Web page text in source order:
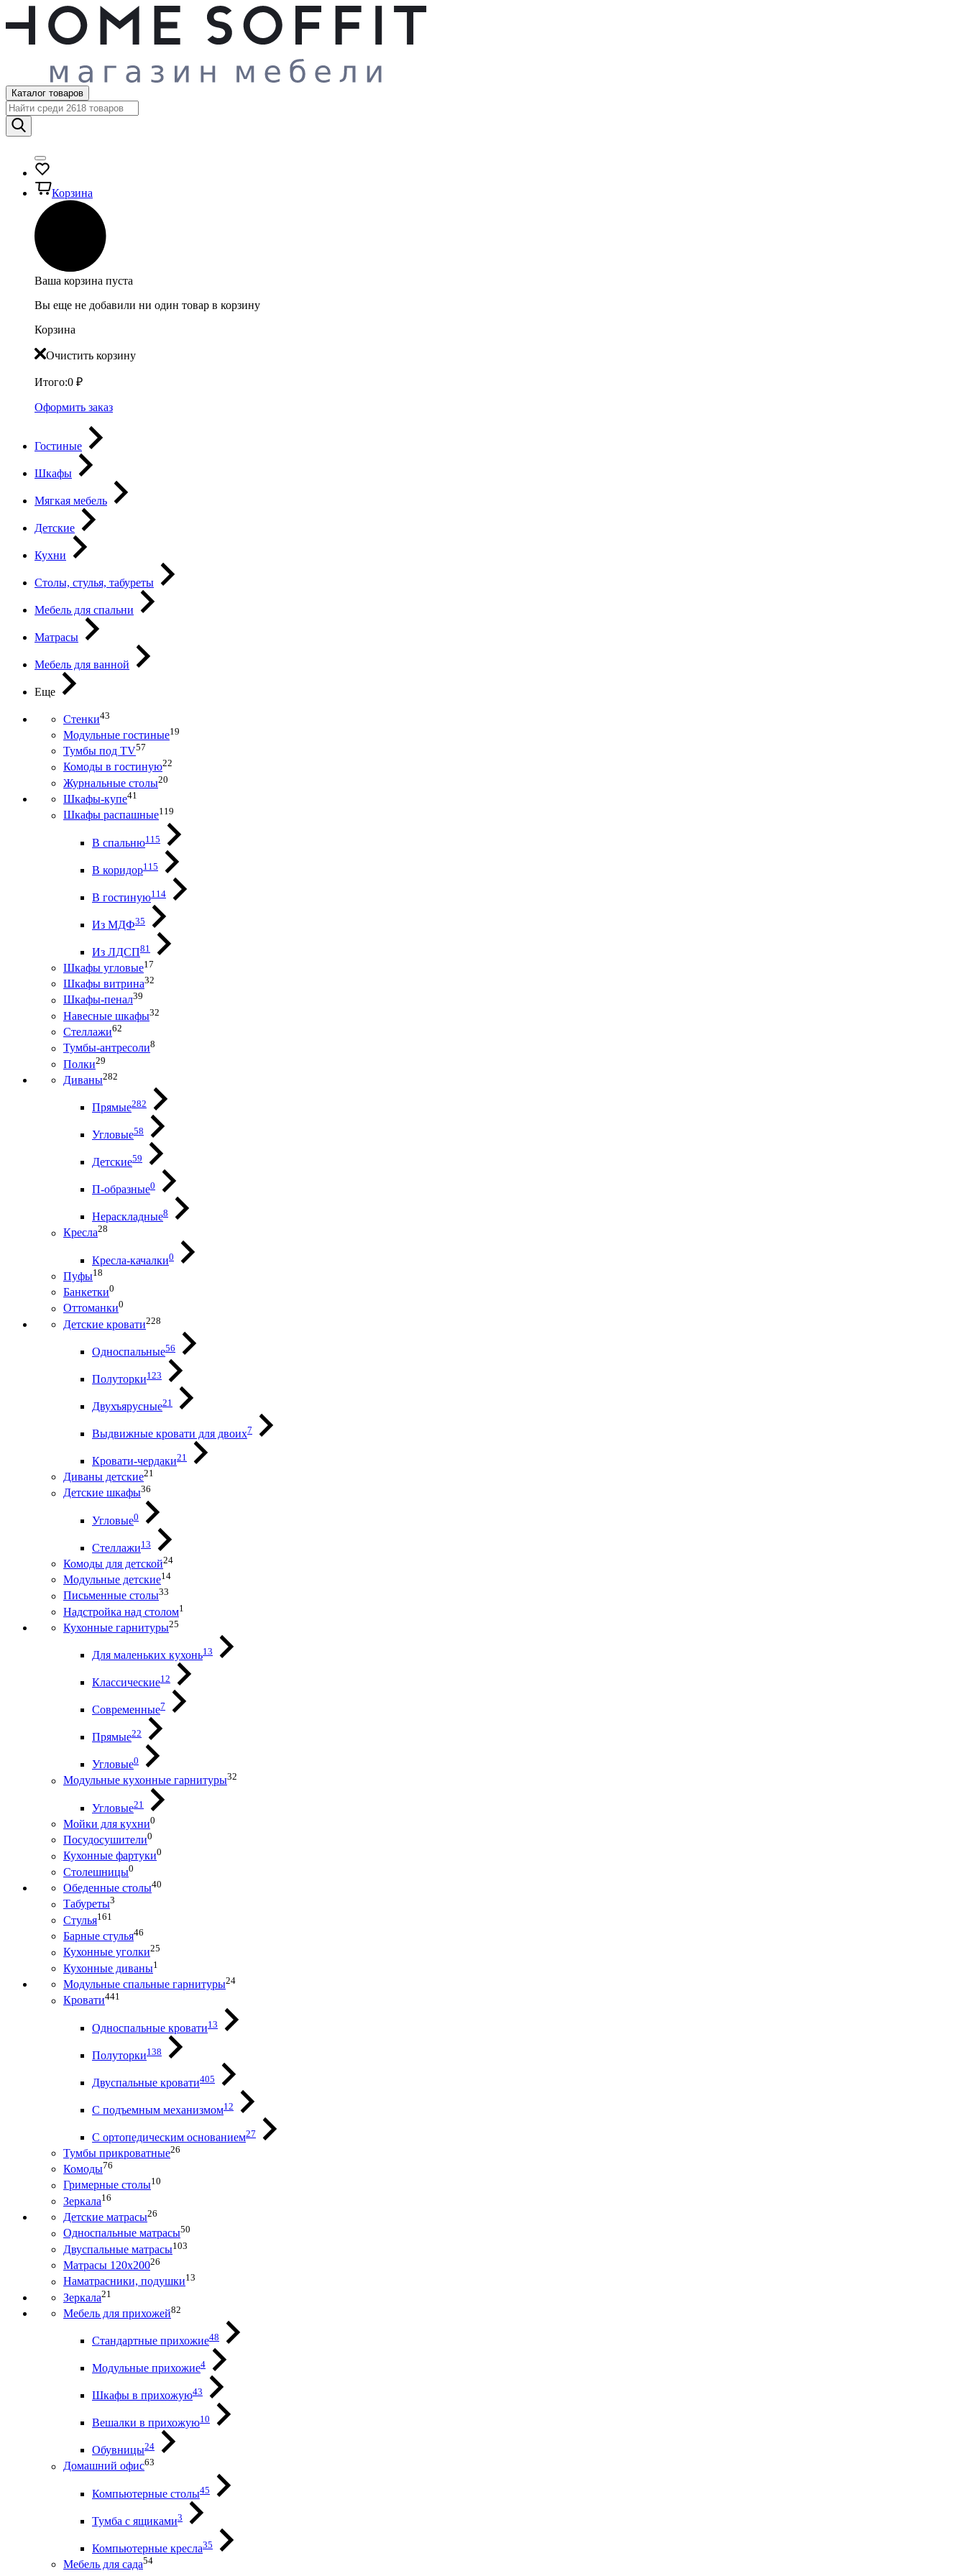
Каталог товаров
Корзина
Ваша корзина пуста
Вы еще не добавили ни один товар в корзину
Корзина
Очистить корзину
Итого:0 ₽
Оформить заказ
Гостиные
Шкафы
Мягкая мебель
Детские
Кухни
Столы, стулья, табуреты
Мебель для спальни
Матрасы
Мебель для ванной
Еще
Стенки43
Модульные гостиные19
Тумбы под ТV57
Комоды в гостиную22
Журнальные столы20
Шкафы-купе41
Шкафы распашные119
В спальню115
В коридор115
В гостиную114
Из МДФ35
Из ЛДСП81
Шкафы угловые17
Шкафы витрина32
Шкафы-пенал39
Навесные шкафы32
Стеллажи62
Тумбы-антресоли8
Полки29
Диваны282
Прямые282
Угловые58
Детские59
П-образные0
Нераскладные8
Кресла28
Кресла-качалки0
Пуфы18
Банкетки0
Оттоманки0
Детские кровати228
Односпальные56
Полуторки123
Двухъярусные21
Выдвижные кровати для двоих7
Кровати-чердаки21
Диваны детские21
Детские шкафы36
Угловые0
Стеллажи13
Комоды для детской24
Модульные детские14
Письменные столы33
Надстройка над столом1
Кухонные гарнитуры25
Для маленьких кухонь13
Классические12
Современные7
Прямые22
Угловые0
Модульные кухонные гарнитуры32
Угловые21
Мойки для кухни0
Посудосушители0
Кухонные фартуки0
Столешницы0
Обеденные столы40
Табуреты3
Стулья161
Барные стулья46
Кухонные уголки25
Кухонные диваны1
Модульные спальные гарнитуры24
Кровати441
Односпальные кровати13
Полуторки138
Двуспальные кровати405
С подъемным механизмом12
С ортопедическим основанием27
Тумбы прикроватные26
Комоды76
Гримерные столы10
Зеркала16
Детские матрасы26
Односпальные матрасы50
Двуспальные матрасы103
Матрасы 120х20026
Наматрасники, подушки13
Зеркала21
Мебель для прихожей82
Стандартные прихожие48
Модульные прихожие4
Шкафы в прихожую43
Вешалки в прихожую10
Обувницы24
Домашний офис63
Компьютерные столы45
Тумба с ящиками3
Компьютерные кресла35
Мебель для сада54